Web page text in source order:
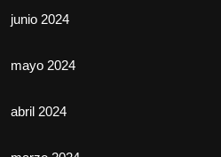
junio 2024
mayo 2024
abril 2024